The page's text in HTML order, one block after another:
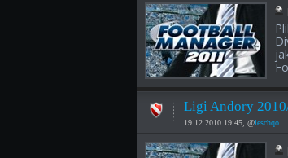
Ligi Andory
19.12.2010 19:45, @leschqo